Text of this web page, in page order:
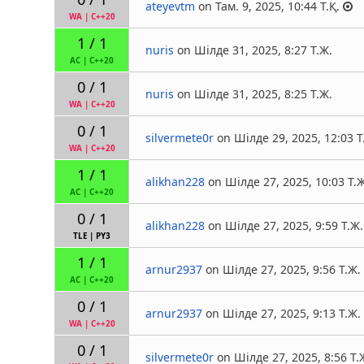
WA| C++20
ateyevtm on Там. 9, 2025, 10:44 Т.Қ.
1 / 1
AC |C++20
nuris on Шілде 31, 2025, 8:27 Т.Ж.
0 / 1
WA| C++20
nuris on Шілде 31, 2025, 8:25 Т.Ж.
0 / 1
WA| C++20
silvermete0r on Шілде 29, 2025, 12:03
1 / 1
AC |C++20
alikhan228 on Шілде 27, 2025, 10:03
0 / 1
TLE |PY3
alikhan228 on Шілде 27, 2025, 9:59 Т.Ж.
1 / 1
AC |C++20
arnur2937 on Шілде 27, 2025, 9:56 Т.Ж.
0 / 1
WA| C++20
arnur2937 on Шілде 27, 2025, 9:13 Т.Ж.
0 / 1 silvermete0r on Шілде 27, 2025, 8:56